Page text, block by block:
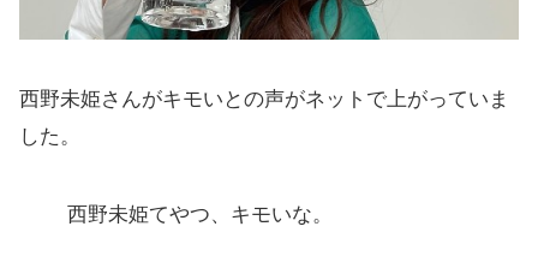
西野未姫さんがキモいとの声がネットで上がっていま
した。
西野未姫てやつ、キモいな。